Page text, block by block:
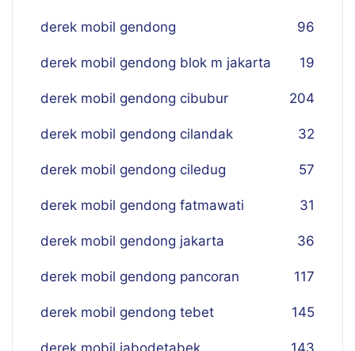
derek mobil gendong 96
derek mobil gendong blok m jakarta 19
derek mobil gendong cibubur 204
derek mobil gendong cilandak 32
derek mobil gendong ciledug 57
derek mobil gendong fatmawati 31
derek mobil gendong jakarta 36
derek mobil gendong pancoran 117
derek mobil gendong tebet 145
derek mobil jabodetabek 143